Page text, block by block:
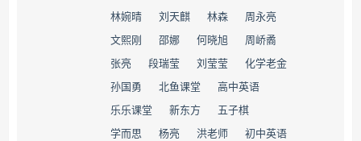
林婉晴 刘天麒 林森 周永亮
文熙刚 邵娜 何晓旭 周峤矞
张亮 段瑞莹 刘莹莹 化学老金
孙国勇 北鱼课堂 高中英语
乐乐课堂 新东方 五子棋
学而思 杨亮 洪老师 初中英语